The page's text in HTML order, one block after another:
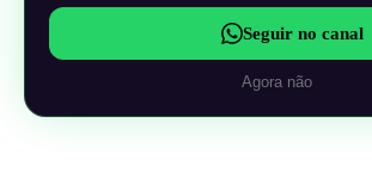
Seguir no canal
Agora não